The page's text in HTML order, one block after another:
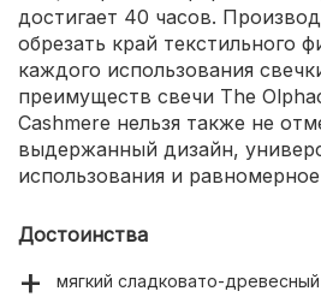
достигает 40 часов.
обрезать край текстильного
каждого использования
преимуществ свечи The
Cashmere нельзя также не
выдержанный дизайн,
использования и
Достоинства
мягкий сладковато-